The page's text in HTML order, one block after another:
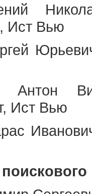
Ист Вью
Антон
Ист Вью